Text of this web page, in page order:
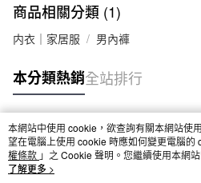
每筆NT$150，滿NT$2,000(含以上)免
無印良品門市自取
免運費
商品相關分類 (1)
内衣｜家居服 男內褲
本分類熱銷全站排行
熱門標籤
本網站中使用 cookie，欲查詢有關本網站使
望在電腦上使用 cookie 時應如何變更電腦的
權條款 」之 Cookie 聲明。您繼續使用本網
用條款之 Cookie 聲明使用 cookie。
了解更多 >